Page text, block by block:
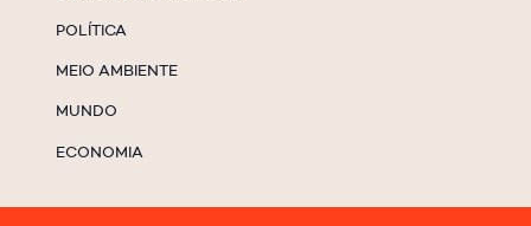
POLÍTICA
MEIO AMBIENTE
MUNDO
ECONOMIA